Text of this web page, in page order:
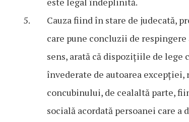
Cauza fiind în stare de judecată,
care pune concluzii de
sens, arată că dispozițiile de
învederate de autoarea
concubinului, de cealaltă parte,
socială acordată persoanei care